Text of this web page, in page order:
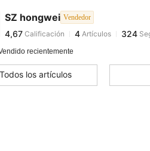
SZ hongwei Vendedor
4,67 Calificación 4 Artículos 324
n***spagadoHace 1 día
4,67 4 324
recientemente
Todos los artículos